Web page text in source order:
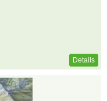
Details